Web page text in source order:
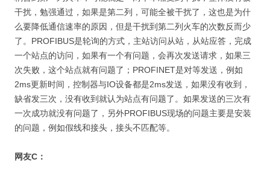
干扰，勉强通过，如果是第二列，可能全被干扰了，这也是为什
么要降低通信速率的原因，但是干扰到第二列火车的次数反而少
了。PROFIBUS是轮询的方式，主站访问从站，从站应答，完成
一个站点的访问，如果有一个有问题，会再次发送请求，如果三
次失败，这个站点就有问题了；PROFINET是对等发送，例如
2ms更新时间，控制器与IO设备都是2ms发送，如果没有收到，
缺省发三次，没有收到就认为站点有问题了。如果发送的三次有
一次成功就没有问题了，另外PROFIBUS现场的问题主要是安装
的问题，例如假线和接头，接头不匹配等。
网友C：